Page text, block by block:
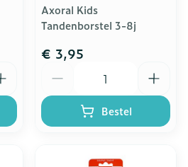
Axoral Kids
Tandenborstel 3-8j
€ 3,95
Bestel